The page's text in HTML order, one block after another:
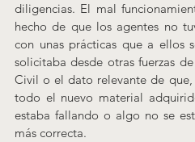
diligencias. El mal
hecho de que los agentes no
con unas prácticas que a ellos
solicitaba desde otras fuerzas
Civil o el dato relevante de
todo el nuevo material
estaba fallando o algo no se
más correcta.